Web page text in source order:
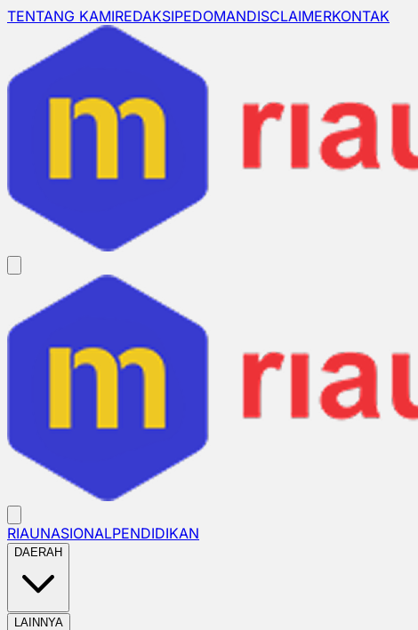
TENTANG KAMIREDAKSIPEDOMANDISCLAIMERKONTAK
RIAUNASIONALPENDIDIKAN
DAERAH
LAINNYA